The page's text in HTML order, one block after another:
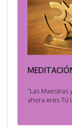
“Las
ahora eres Tú